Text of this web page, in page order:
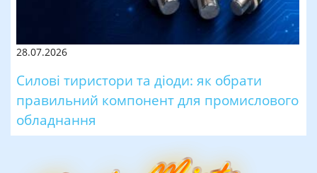
28.07.2026
Силові тиристори та діоди: як обрати
правильний компонент для промислового
обладнання